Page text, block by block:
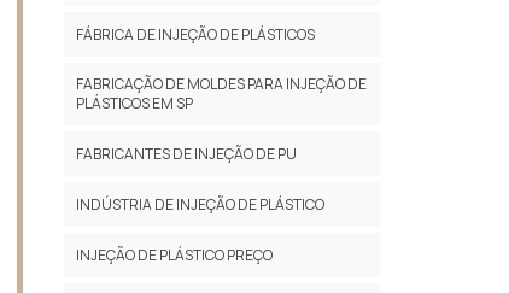
FÁBRICA DE INJEÇÃO DE PLÁSTICOS
FABRICAÇÃO DE MOLDES PARA INJEÇÃO DE
PLÁSTICOS EM SP
FABRICANTES DE INJEÇÃO DE PU
INDÚSTRIA DE INJEÇÃO DE PLÁSTICO
INJEÇÃO DE PLÁSTICO PREÇO